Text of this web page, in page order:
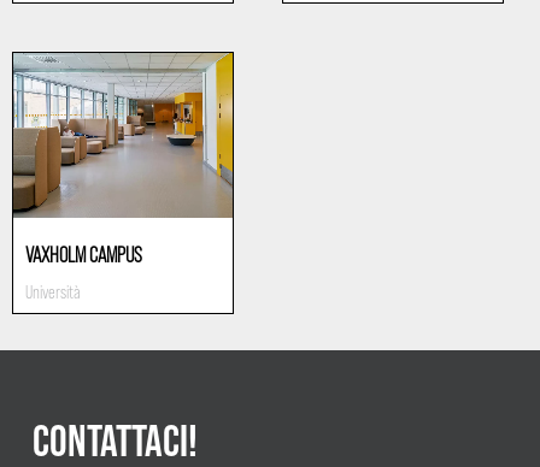
VAXHOLM CAMPUS
Università
CONTATTACI!